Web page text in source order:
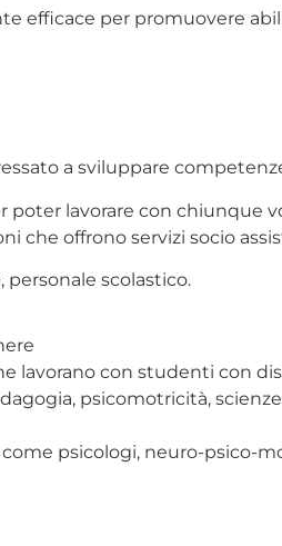
efficace per promuovere
a sviluppare
poter lavorare con
che offrono servizi socio
personale scolastico.
lavorano con studenti con
psicomotricità,
psicologi, neuro-psico-